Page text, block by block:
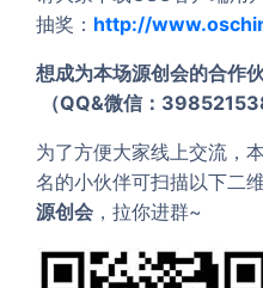
抽奖： http://
想成为本场源创会的合作
（QQ&微信：
为了方便大家线上交流，
名的小伙伴可扫描以下二
源创会 ，拉你进群~